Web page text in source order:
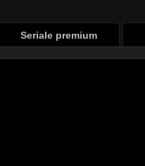
Seriale premium